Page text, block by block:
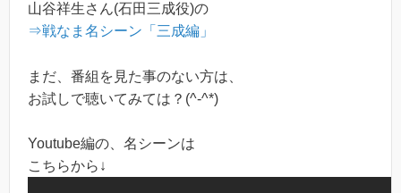
山谷祥生さん(石田三成役)の
⇒戦なま名シーン「三成編」
まだ、番組を見た事のない方は、
お試しで聴いてみては？(^-^*)
Youtube編の、名シーンは
こちらから↓